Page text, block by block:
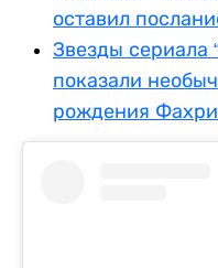
оставил
Звезды сериала
показали
рождения